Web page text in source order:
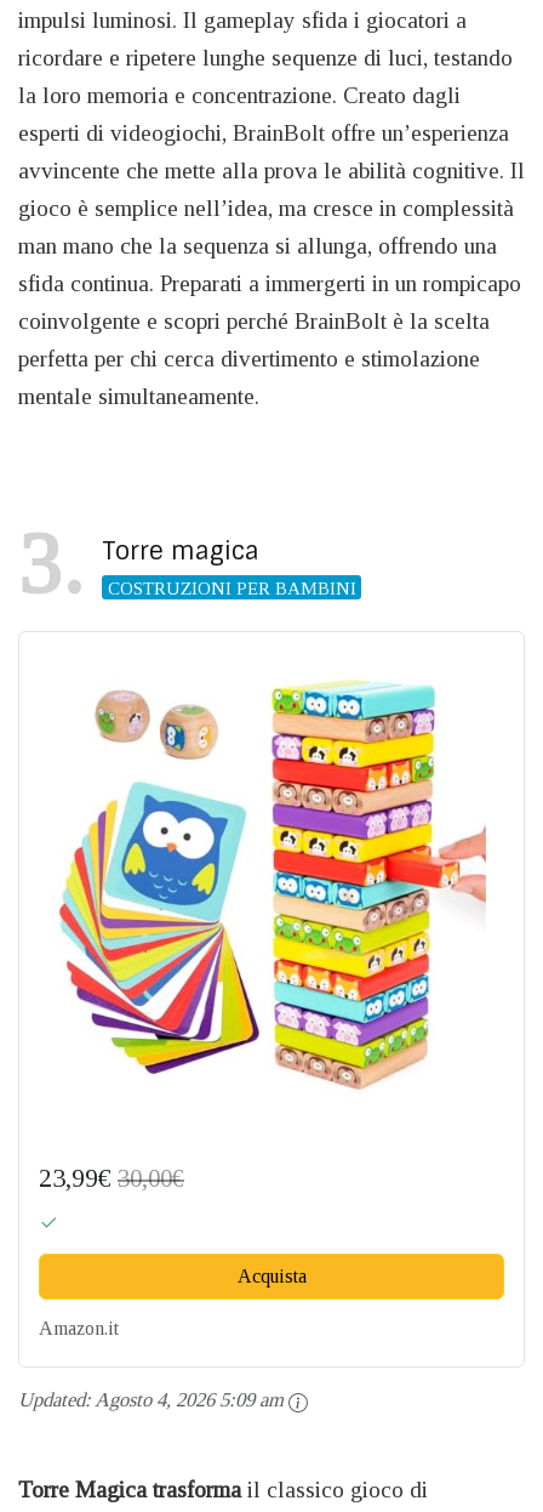
impulsi luminosi. Il gameplay sfida i giocatori a
ricordare e ripetere lunghe sequenze di luci, testando
la loro memoria e concentrazione. Creato dagli
esperti di videogiochi, BrainBolt offre un’esperienza
avvincente che mette alla prova le abilità cognitive. Il
gioco è semplice nell’idea, ma cresce in complessità
man mano che la sequenza si allunga, offrendo una
sfida continua. Preparati a immergerti in un rompicapo
coinvolgente e scopri perché BrainBolt è la scelta
perfetta per chi cerca divertimento e stimolazione
mentale simultaneamente.
3 Torre magica
COSTRUZIONI PER BAMBINI
23,99€ 30,00€
Acquista
Amazon.it
Updated:Agosto 4, 2026 5:09 am
Torre Magica trasforma il classico gioco di